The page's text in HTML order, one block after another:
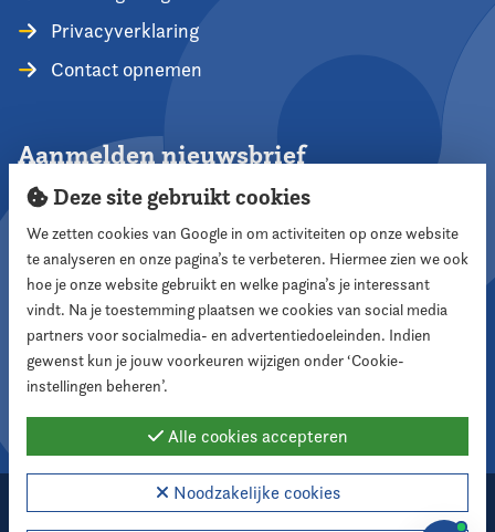
Privacyverklaring
Contact opnemen
Aanmelden nieuwsbrief
Aanmelden
Volg ons
2026 Nederlandse Vereniging voor Raadsleden
Deze site gebruikt cookies
We zetten cookies van Google in om activiteiten op onze website
te analyseren en onze pagina’s te verbeteren. Hiermee zien we ook
hoe je onze website gebruikt en welke pagina’s je interessant
vindt. Na je toestemming plaatsen we cookies van social media
partners voor socialmedia- en advertentiedoeleinden. Indien
gewenst kun je jouw voorkeuren wijzigen onder ‘Cookie-
instellingen beheren’.
Alle cookies accepteren
Noodzakelijke cookies